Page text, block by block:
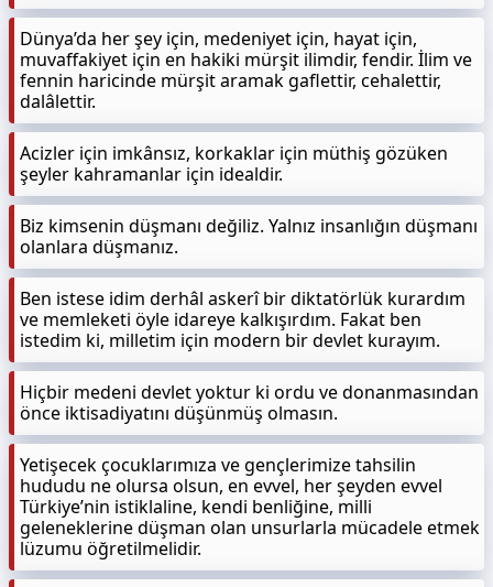
Dünya’da her şey için, medeniyet için, hayat için,
muvaffakiyet için en hakiki mürşit ilimdir, fendir. İlim ve
fennin haricinde mürşit aramak gaflettir, cehalettir,
dalâlettir.
Acizler için imkânsız, korkaklar için müthiş gözüken
şeyler kahramanlar için idealdir.
Biz kimsenin düşmanı değiliz. Yalnız insanlığın düşmanı
olanlara düşmanız.
Ben istese idim derhâl askerî bir diktatörlük kurardım
ve memleketi öyle idareye kalkışırdım. Fakat ben
istedim ki, milletim için modern bir devlet kurayım.
Hiçbir medeni devlet yoktur ki ordu ve donanmasından
önce iktisadiyatını düşünmüş olmasın.
Yetişecek çocuklarımıza ve gençlerimize tahsilin
hududu ne olursa olsun, en evvel, her şeyden evvel
Türkiye’nin istiklaline, kendi benliğine, milli
geleneklerine düşman olan unsurlarla mücadele etmek
lüzumu öğretilmelidir.